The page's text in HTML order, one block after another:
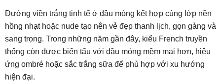
Đường viền trắng tinh tế ở đầu móng kết hợp cùng lớp nền
hồng nhạt hoặc nude tạo nên vẻ đẹp thanh lịch, gọn gàng và
sang trọng. Trong những năm gần đây, kiểu French truyền
thống còn được biến tấu với đầu móng mềm mại hơn, hiệu
ứng ombré hoặc sắc trắng sữa để phù hợp với xu hướng
hiện đại.